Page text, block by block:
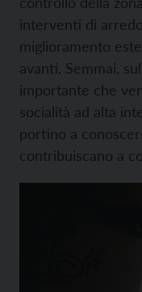
interventi di
miglioramento
avanti. Semmai,
importante che
socialità ad alta
portino a
contribuiscano a